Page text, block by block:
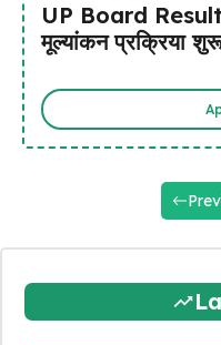
UP Board
मूल्यांकन प्रक्रिया